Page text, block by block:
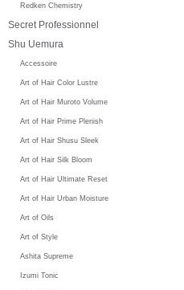
Redken Chemistry
Secret Professionnel
Shu Uemura
Accessoire
Art of Hair Color Lustre
Art of Hair Muroto Volume
Art of Hair Prime Plenish
Art of Hair Shusu Sleek
Art of Hair Silk Bloom
Art of Hair Ultimate Reset
Art of Hair Urban Moisture
Art of Oils
Art of Style
Ashita Supreme
Izumi Tonic